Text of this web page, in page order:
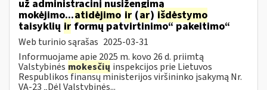
už administracinį nusižengimą
mokėjimo...atidėjimo ir (ar) išdėstymo
taisyklių ir formų patvirtinimo“ pakeitimo“
Web turinio sąrašas 2025-03-31
Informuojame apie 2025 m. kovo 26 d. priimtą
Valstybinės mokesčių inspekcijos prie Lietuvos
Respublikos finansų ministerijos viršininko įsakymą Nr.
VA-23 „Dėl Valstybinės...